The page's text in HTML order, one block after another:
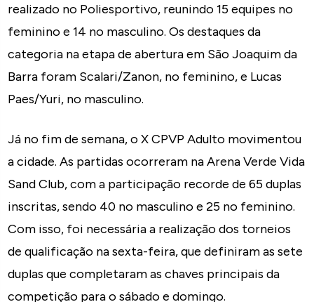
realizado no Poliesportivo, reunindo 15 equipes no
feminino e 14 no masculino. Os destaques da
categoria na etapa de abertura em São Joaquim da
Barra foram Scalari/Zanon, no feminino, e Lucas
Paes/Yuri, no masculino.
Já no fim de semana, o X CPVP Adulto movimentou
a cidade. As partidas ocorreram na Arena Verde Vida
Sand Club, com a participação recorde de 65 duplas
inscritas, sendo 40 no masculino e 25 no feminino.
Com isso, foi necessária a realização dos torneios
de qualificação na sexta-feira, que definiram as sete
duplas que completaram as chaves principais da
competição para o sábado e domingo.